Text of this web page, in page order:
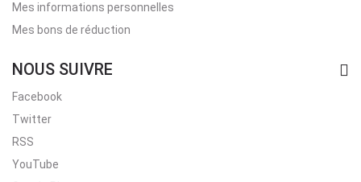
Mes informations personnelles
Mes bons de réduction
NOUS SUIVRE
Facebook
Twitter
RSS
YouTube